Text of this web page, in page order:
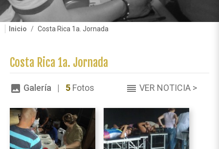
Inicio Costa Rica 1a. Jornada
Costa Rica 1a. Jornada
image Galería | 5 Fotos reorder VER NOTICIA >